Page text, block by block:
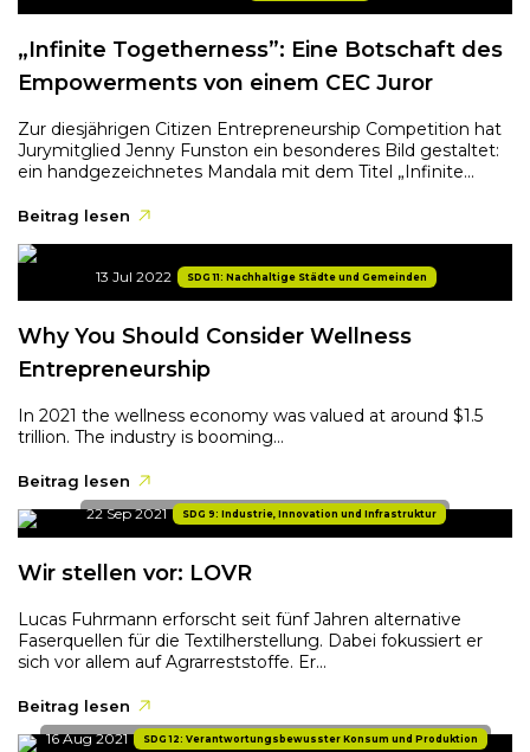
„Infinite Togetherness”: Eine Botschaft des
Empowerments von einem CEC Juror
Zur diesjährigen Citizen Entrepreneurship Competition hat
Jurymitglied Jenny Funston ein besonderes Bild gestaltet:
ein handgezeichnetes Mandala mit dem Titel „Infinite...
Beitrag lesen
13 Jul 2022 SDG 11: Nachhaltige Städte und Gemeinden
Why You Should Consider Wellness
Entrepreneurship
In 2021 the wellness economy was valued at around $1.5
trillion. The industry is booming...
Beitrag lesen
22 Sep 2021 SDG 9: Industrie, Innovation und Infrastruktur
Wir stellen vor: LOVR
Lucas Fuhrmann erforscht seit fünf Jahren alternative
Faserquellen für die Textilherstellung. Dabei fokussiert er
sich vor allem auf Agrarreststoffe. Er...
Beitrag lesen
16 Aug 2021 SDG 12: Verantwortungsbewusster Konsum und Produktion